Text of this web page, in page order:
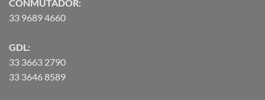
CONMUTADOR:
33 9689 4660
GDL:
33 3663 2790
33 3646 8589